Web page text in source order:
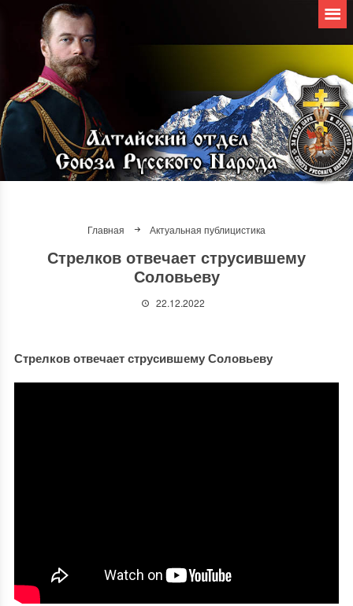
Главная Актуальная публицистика
Стрелков отвечает струсившему
Соловьеву
22.12.2022
Стрелков отвечает струсившему Соловьеву